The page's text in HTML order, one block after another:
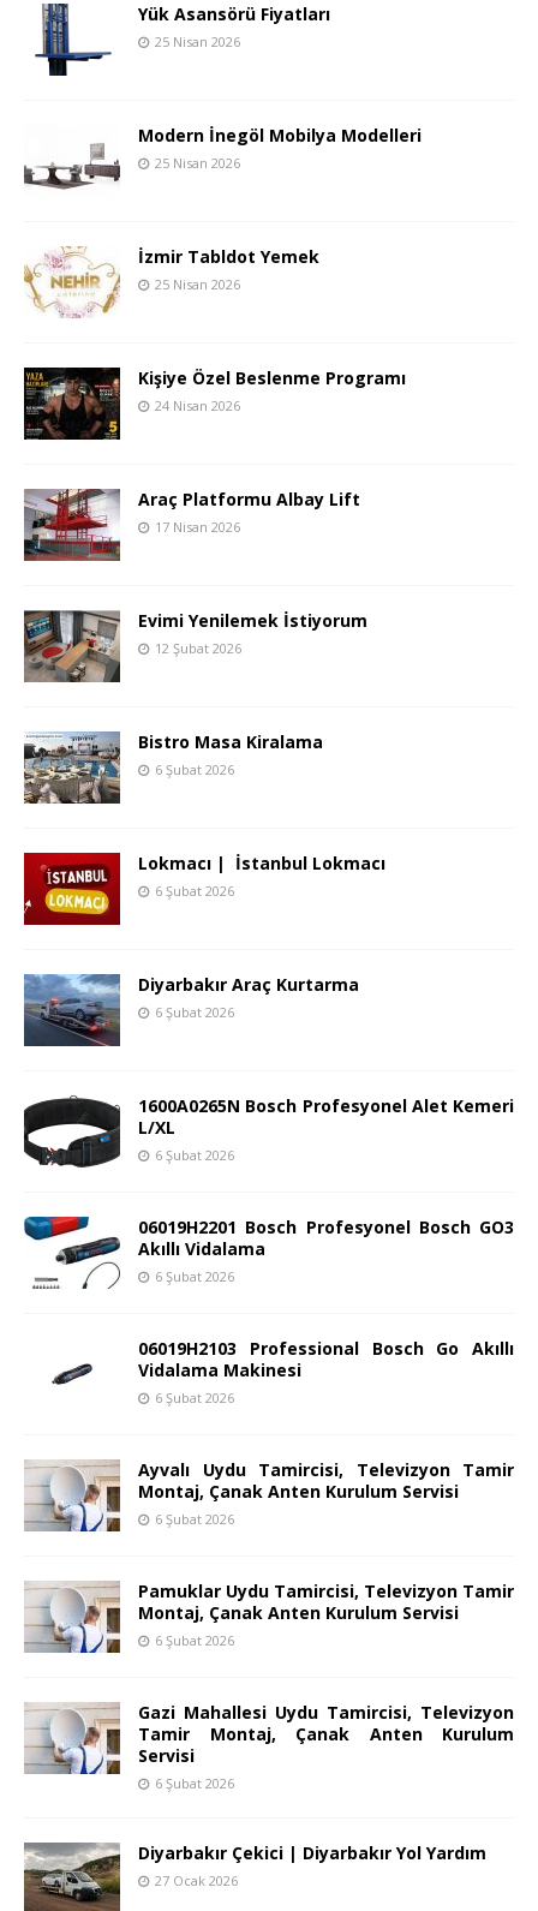
Yük Asansörü Fiyatları
25 Nisan 2026
Modern İnegöl Mobilya Modelleri
25 Nisan 2026
İzmir Tabldot Yemek
25 Nisan 2026
Kişiye Özel Beslenme Programı
24 Nisan 2026
Araç Platformu Albay Lift
17 Nisan 2026
Evimi Yenilemek İstiyorum
12 Şubat 2026
Bistro Masa Kiralama
6 Şubat 2026
Lokmacı | İstanbul Lokmacı
6 Şubat 2026
Diyarbakır Araç Kurtarma
6 Şubat 2026
1600A0265N Bosch Profesyonel Alet Kemeri
L/XL
6 Şubat 2026
06019H2201 Bosch Profesyonel Bosch GO3
Akıllı Vidalama
6 Şubat 2026
06019H2103 Professional Bosch Go Akıllı
Vidalama Makinesi
6 Şubat 2026
Ayvalı Uydu Tamircisi, Televizyon Tamir
Montaj, Çanak Anten Kurulum Servisi
6 Şubat 2026
Pamuklar Uydu Tamircisi, Televizyon Tamir
Montaj, Çanak Anten Kurulum Servisi
6 Şubat 2026
Gazi Mahallesi Uydu Tamircisi, Televizyon
Tamir Montaj, Çanak Anten Kurulum
Servisi
6 Şubat 2026
Diyarbakır Çekici | Diyarbakır Yol Yardım
27 Ocak 2026